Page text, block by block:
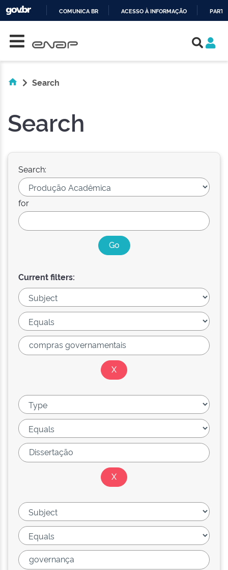
COMUNICA BR ACESSO À INFORMAÇÃO
Search
Search
Search:
for
Current filters: